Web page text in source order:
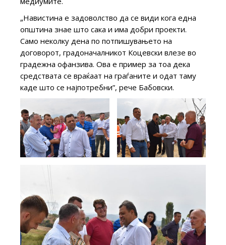
„Навистина е задоволство да се види кога една
општина знае што сака и има добри проекти.
Само неколку дена по потпишувањето на
договорот, градоначалникот Коцевски влезе во
градежна офанзива. Ова е пример за тоа дека
средствата се враќаат на граѓаните и одат таму
каде што се најпотребни”, рече Бабовски.